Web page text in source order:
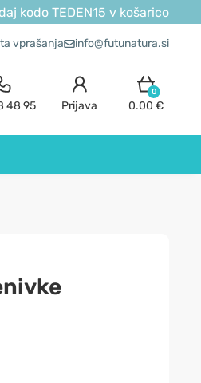
kodo TEDEN15 v košarico
vprašanja info@futunatura.si
48 95 Prijava
0
0.00 €